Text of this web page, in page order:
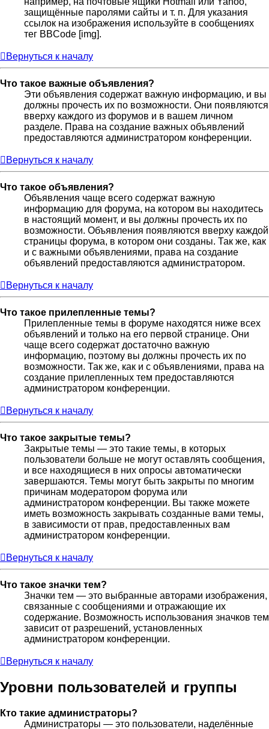
защищённые паролями сайты и т. п. Для указания
ссылок на изображения используйте в сообщениях
тег BBCode [img].
Вернуться к началу
Что такое важные объявления?
Эти объявления содержат важную информацию, и вы
должны прочесть их по возможности. Они появляются
вверху каждого из форумов и в вашем личном
разделе. Права на создание важных объявлений
предоставляются администратором конференции.
Вернуться к началу
Что такое объявления?
Объявления чаще всего содержат важную
информацию для форума, на котором вы находитесь
в настоящий момент, и вы должны прочесть их по
возможности. Объявления появляются вверху каждой
страницы форума, в котором они созданы. Так же, как
и с важными объявлениями, права на создание
объявлений предоставляются администратором.
Вернуться к началу
Что такое прилепленные темы?
Прилепленные темы в форуме находятся ниже всех
объявлений и только на его первой странице. Они
чаще всего содержат достаточно важную
информацию, поэтому вы должны прочесть их по
возможности. Так же, как и с объявлениями, права на
создание прилепленных тем предоставляются
администратором конференции.
Вернуться к началу
Что такое закрытые темы?
Закрытые темы — это такие темы, в которых
пользователи больше не могут оставлять сообщения,
и все находящиеся в них опросы автоматически
завершаются. Темы могут быть закрыты по многим
причинам модератором форума или
администратором конференции. Вы также можете
иметь возможность закрывать созданные вами темы,
в зависимости от прав, предоставленных вам
администратором конференции.
Вернуться к началу
Что такое значки тем?
Значки тем — это выбранные авторами изображения,
связанные с сообщениями и отражающие их
содержание. Возможность использования значков тем
зависит от разрешений, установленных
администратором конференции.
Вернуться к началу
Уровни пользователей и группы
Кто такие администраторы?
Администраторы — это пользователи, наделённые